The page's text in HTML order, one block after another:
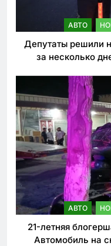
АВТО
Депутаты решили
за несколько
АВТО
21-летняя
Автомобиль на